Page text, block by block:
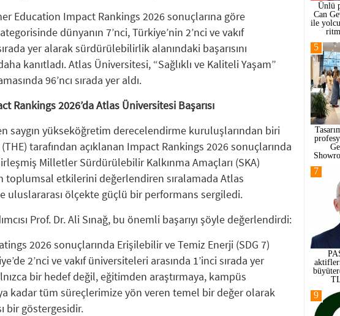
Education Impact Rankings 2026 sonuçlarına göre
dünyanın 7’nci, Türkiye’nin 2’nci ve vakıf
yer alarak sürdürülebilirlik alanındaki başarısını
kanıtladı. Atlas Üniversitesi, “Sağlıklı ve Kaliteli Yaşam”
96’ncı sırada yer aldı.
Rankings 2026’da Atlas Üniversitesi Başarısı
saygın yükseköğretim derecelendirme kuruluşlarından biri
tarafından açıklanan Impact Rankings 2026 sonuçlarında
Milletler Sürdürülebilir Kalkınma Amaçları (SKA)
etkilerini değerlendiren sıralamada Atlas
uluslararası ölçekte güçlü bir performans sergiledi.
Prof. Dr. Ali Sınağ, bu önemli başarıyı şöyle değerlendirdi:
2026 sonuçlarında Erişilebilir ve Temiz Enerji (SDG 7)
2’nci ve vakıf üniversiteleri arasında 1’inci sırada yer
bir hedef değil, eğitimden araştırmaya, kampüs
kadar tüm süreçlerimize yön veren temel bir değer olarak
bir göstergesidir.
Ünlü
Can
ile
5
7
9